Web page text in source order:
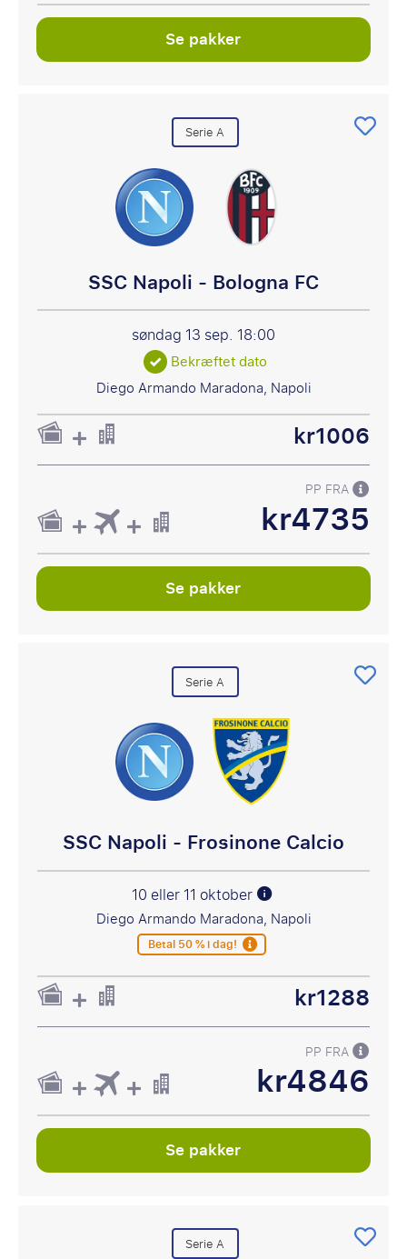
Se pakker
Serie A
SSC Napoli - Bologna FC
søndag 13 sep. 18:00
Bekræftet dato
Diego Armando Maradona, Napoli
kr1006
PP FRA
kr4735
Se pakker
Serie A
SSC Napoli - Frosinone Calcio
10 eller 11 oktober
Diego Armando Maradona, Napoli
Betal 50 % i dag!
kr1288
PP FRA
kr4846
Se pakker
Serie A